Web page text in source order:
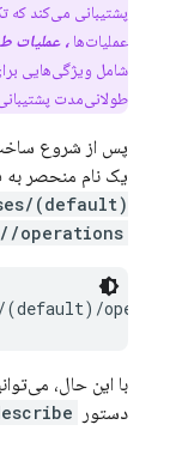
پشتیبانی می‌کند که
عملیات‌ها ، عملیات
شامل ویژگی‌هایی
طولانی‌مدت
پس از شروع
یک نام منحصر به
(default)
/operations/
با این حال،
دستور